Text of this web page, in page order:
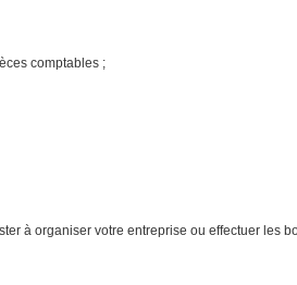
comptables ;
à organiser votre entreprise ou effectuer les